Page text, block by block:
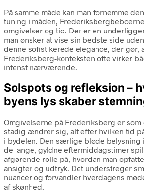
På samme måde kan man fornemme
tuning i måden,
omgivelser og tid. Der er en
man ønsker at vise sin bedste side
denne sofistikerede elegance, der gør,
Frederiksberg-konteksten ofte virker
intenst nærværende.
Solspots og refleksion –
byens lys skaber
Omgivelserne på Frederiksberg er
stadig ændrer sig, alt efter hvilken tid
i bydelen. Den særlige bløde belysning
de lange, gyldne eftermiddagstimer
afgørende rolle på, hvordan man
ansigter og udtryk. Det understreger
nuancer og forvandler hverdagens
af skønhed.